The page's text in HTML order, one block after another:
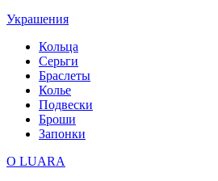
Украшения
Кольца
Серьги
Браслеты
Колье
Подвески
Броши
Запонки
О LUARA